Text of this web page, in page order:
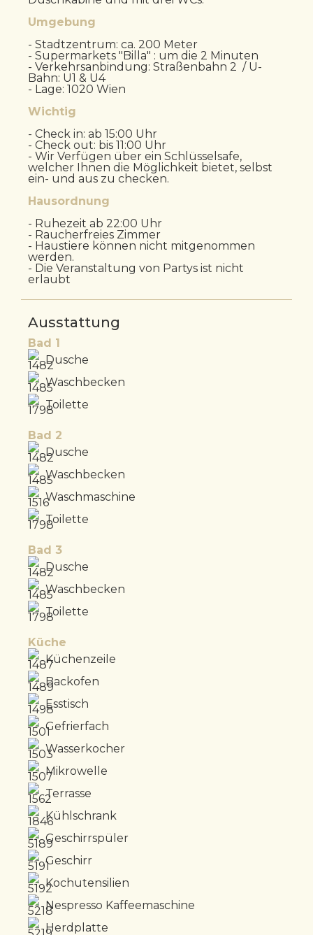
Umgebung
- Stadtzentrum: ca. 200 Meter
- Supermarkets "Billa" : um die 2 Minuten
- Verkehrsanbindung: Straßenbahn 2 / U-
Bahn: U1 & U4
- Lage: 1020 Wien
Wichtig
- Check in: ab 15:00 Uhr
- Check out: bis 11:00 Uhr
- Wir Verfügen über ein Schlüsselsafe,
welcher Ihnen die Möglichkeit bietet, selbst
ein- und aus zu checken.
Hausordnung
- Ruhezeit ab 22:00 Uhr
- Raucherfreies Zimmer
- Haustiere können nicht mitgenommen
werden.
- Die Veranstaltung von Partys ist nicht
erlaubt
Ausstattung
Bad 1
Dusche
Waschbecken
Toilette
Bad 2
Dusche
Waschbecken
Waschmaschine
Toilette
Bad 3
Dusche
Waschbecken
Toilette
Küche
Küchenzeile
Backofen
Esstisch
Gefrierfach
Wasserkocher
Mikrowelle
Terrasse
Kühlschrank
Geschirrspüler
Geschirr
Kochutensilien
Nespresso Kaffeemaschine
Herdplatte